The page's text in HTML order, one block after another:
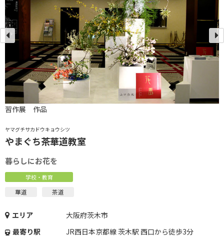
ヤマグチサカドウキョウシツ
やまぐち茶華道教室
暮らしにお花を
学校・教育
華道 茶道
エリア
大阪府茨木市
最寄り駅
JR西日本京都線 茨木駅 西口から徒歩3分
習作展 作品